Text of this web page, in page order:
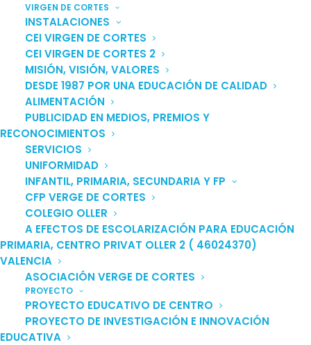
VIRGEN DE CORTES
INSTALACIONES
CEI VIRGEN DE CORTES
CEI VIRGEN DE CORTES 2
MISIÓN, VISIÓN, VALORES
DESDE 1987 POR UNA EDUCACIÓN DE CALIDAD
ALIMENTACIÓN
PUBLICIDAD EN MEDIOS, PREMIOS Y
RECONOCIMIENTOS
SERVICIOS
UNIFORMIDAD
INFANTIL, PRIMARIA, SECUNDARIA Y FP
CFP VERGE DE CORTES
COLEGIO OLLER
A EFECTOS DE ESCOLARIZACIÓN PARA EDUCACIÓN
PRIMARIA, CENTRO PRIVAT OLLER 2 ( 46024370)
VALENCIA
ASOCIACIÓN VERGE DE CORTES
PROYECTO
PROYECTO EDUCATIVO DE CENTRO
PROYECTO DE INVESTIGACIÓN E INNOVACIÓN
EDUCATIVA
WhatsApp Image 2016-12-13 at 10.02.05
Home
Album Montessori
WhatsApp Image 2016-12-13 at 10.02.05